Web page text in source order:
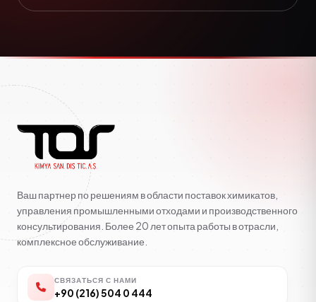
Ваш партнер по решениям в области поставок химикатов,
управления промышленными отходами и производственного
консультирования. Более 20 лет опыта работы в отрасли,
комплексное обслуживание.
СВЯЗАТЬСЯ С НАМИ
+90 (216) 504 0 444